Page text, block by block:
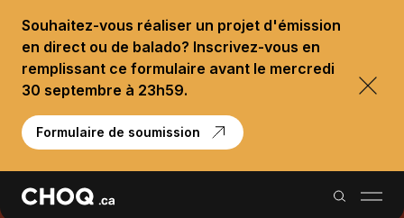
Souhaitez-vous réaliser un projet d'émission
en direct ou de balado? Inscrivez-vous en
remplissant ce formulaire avant le mercredi
30 septembre à 23h59.
Formulaire de soumission